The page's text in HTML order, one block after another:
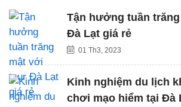
Tận hưởng tuần
Đà Lạt giá rẻ
01 Th3, 2023
Kinh nghiệm du lịch
chơi mạo hiểm tại Đà